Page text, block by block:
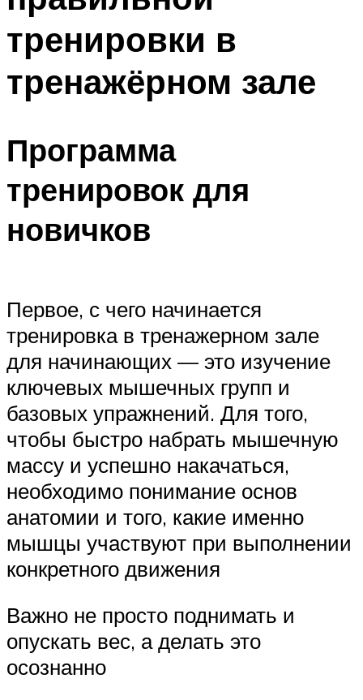
тренировки в
тренажёрном зале
Программа
тренировок для
новичков
Первое, с чего начинается
тренировка в тренажерном зале
для начинающих — это изучение
ключевых мышечных групп и
базовых упражнений. Для того,
чтобы быстро набрать мышечную
массу и успешно накачаться,
необходимо понимание основ
анатомии и того, какие именно
мышцы участвуют при выполнении
конкретного движения
Важно не просто поднимать и
опускать вес, а делать это
осознанно